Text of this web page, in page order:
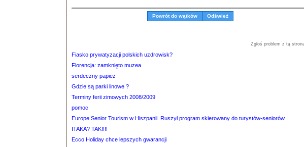
Powrót do wątków Odśwież
Zgłoś problem z tą
Fiasko prywatyzacji polskich uzdrowisk?
Florencja: zamknięto muzea
serdeczny papież
Gdzie są parki linowe ?
Terminy ferii zimowych 2008/2009
pomoc
Europe Senior Tourism w Hiszpanii. Ruszył program skierowany do turystów-seniorów
ITAKA? TAK!!!!
Ecco Holiday chce lepszych gwarancji